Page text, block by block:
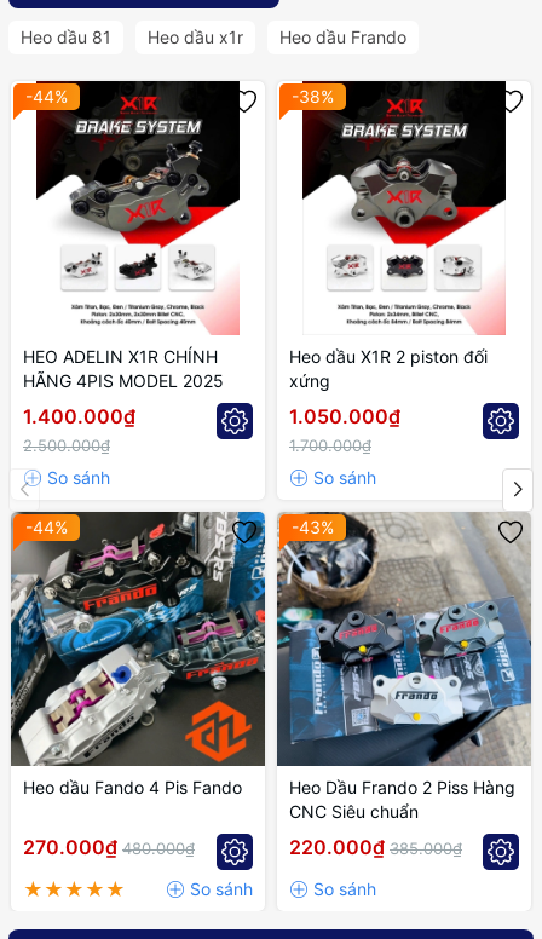
Heo dầu 81 Heo dầu x1r Heo dầu Frando
-44%
HEO ADELIN X1R CHÍNH
HÃNG 4PIS MODEL 2025
1.400.000₫
2.500.000₫
-38%
Heo dầu X1R 2 piston đối
xứng
1.050.000₫
1.700.000₫
-44%
Heo dầu Fando 4 Pis Fando
270.000₫ 480.000₫
-43%
Heo Dầu Frando 2 Piss Hàng
CNC Siêu chuẩn
220.000₫ 385.000₫